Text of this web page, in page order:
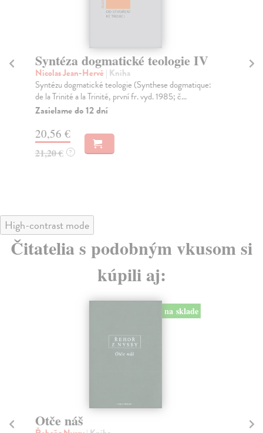
Syntéza dogmatické teologie IV
Nicolas Jean-Hervé | Kniha
Syntézu dogmatické teologie (Synthese dogmatique:
de la Trinité a la Trinité, první fr. vyd. 1985; č...
Zasielame do 12 dní
20,56 €
21,20 € ?
z
High-contrast mode
Čitatelia s podobným vkusom si
kúpili aj:
na sklade
Otče náš